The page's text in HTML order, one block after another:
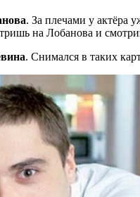
. За плечами у актёра
на Лобанова и
. Снимался в таких